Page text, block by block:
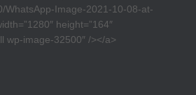
WhatsApp-Image-2021-10-08-at-
height=”164″
wp-image-32500″ /></a>